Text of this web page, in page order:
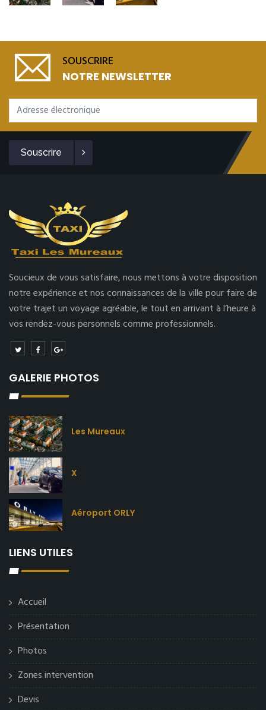
SOUSCRIRE
NOTRE NEWSLETTER
Souscrire
Soucieux de vous satisfaire, nous mettons à votre disposition
notre expérience et nos connaissances de la ville pour faire de
votre trajet un voyage agréable, le tout en arrivant à l’heure à
vos rendez-vous personnels comme professionnels.
GALERIE PHOTOS
Les Mureaux
X
Aéroport ORLY
LIENS UTILES
Accueil
Présentation
Photos
Zones intervention
Devis